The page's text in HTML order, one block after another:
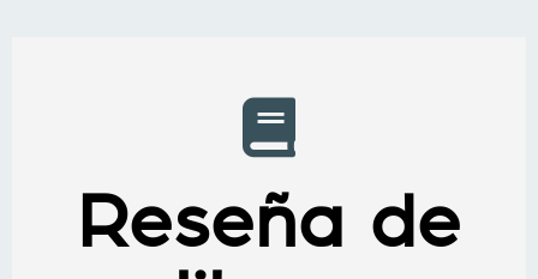
Reseña de